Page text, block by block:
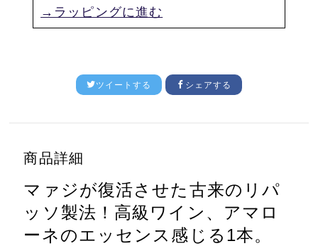
→ラッピングに進む
ツイートする シェアする
商品詳細
マァジが復活させた古来のリパ
ッソ製法！ 高級ワイン、アマロ
ーネのエッセンス感じる1本。